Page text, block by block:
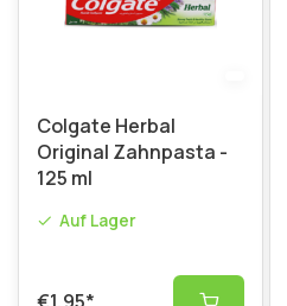
Colgate Herbal
Original Zahnpasta -
125 ml
Auf Lager